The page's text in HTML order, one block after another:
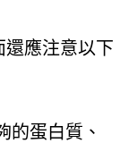
還應注意以下
的蛋白質、